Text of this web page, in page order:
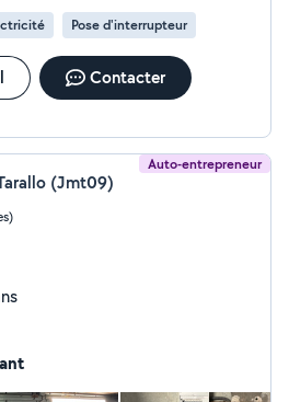
!
Pose d'interrupteur
Contacter
Auto-entrepreneur
(Jmt09)